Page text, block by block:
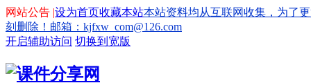
设为首页收藏本站
网站公告 |
本站资料均从互联网收集，为了
刻删除！邮箱：kjfxw_com@126.com
开启辅助访问 切换到宽版